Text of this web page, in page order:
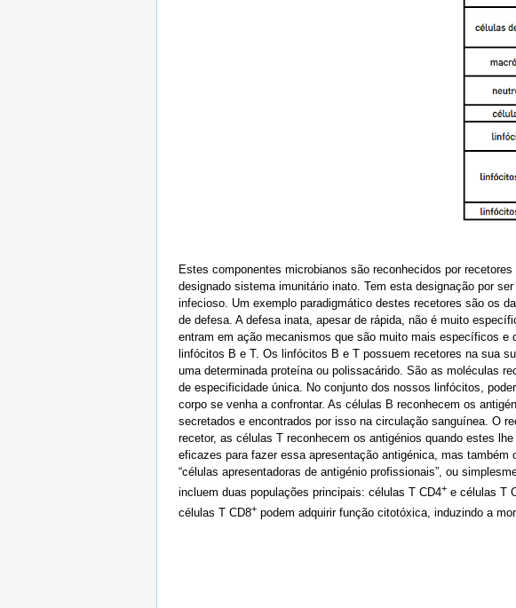
Estes componentes microbianos são reconhecidos por
designado sistema imunitário inato. Tem esta designação por
infecioso. Um exemplo paradigmático destes recetores são os
de defesa. A defesa inata, apesar de rápida, não é muito
entram em ação mecanismos que são muito mais específicos e
linfócitos B e T. Os linfócitos B e T possuem recetores na sua
uma determinada proteína ou polissacárido. São as moléculas
de especificidade única. No conjunto dos nossos linfócitos,
corpo se venha a confrontar. As células B reconhecem os
secretados e encontrados por isso na circulação sanguínea. O
recetor, as células T reconhecem os antigénios quando estes
eficazes para fazer essa apresentação antigénica, mas
“células apresentadoras de antigénio profissionais”, ou
incluem duas populações principais: células T CD4+ e células T
células T CD8+ podem adquirir função citotóxica, induzindo a